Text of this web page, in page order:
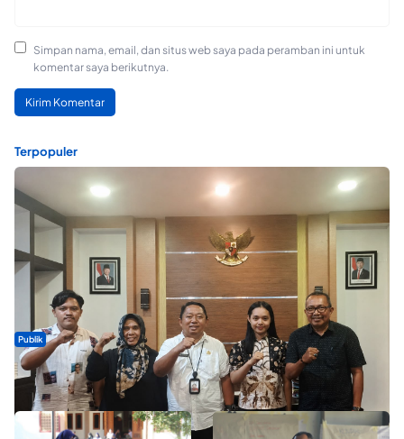
Simpan nama, email, dan situs web saya pada peramban ini untuk
komentar saya berikutnya.
Terpopuler
Publik
Dua Talenta Muda Ternate Wakili Maluku Utara di Gita Bahana
Nusantara 2026